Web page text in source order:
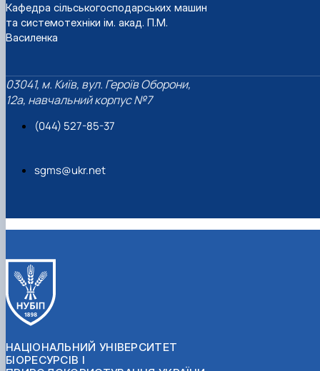
Кафедра сільськогосподарських машин
та системотехніки ім. акад. П.М.
Василенка
03041, м. Київ, вул. Героїв Оборони,
12а, навчальний корпус №7
(044) 527-85-37
sgms@ukr.net
НАЦІОНАЛЬНИЙ УНІВЕРСИТЕТ
БІОРЕСУРСІВ І